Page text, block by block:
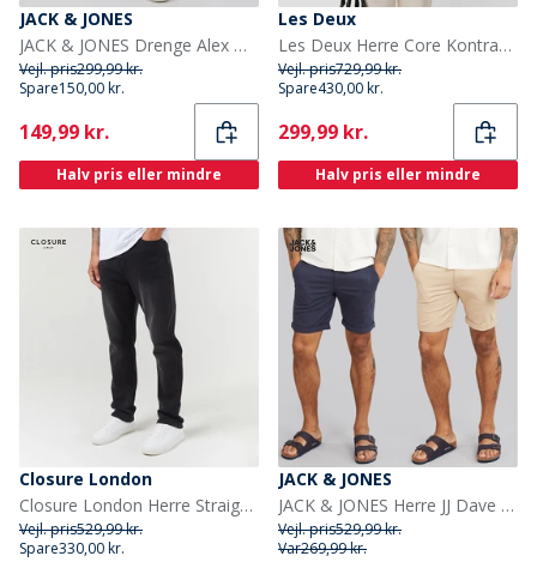
JACK & JONES
JACK & JONES Drenge Alex Orginal AKM 308 Baggy Fit Jeans Blue Denim
Vejl. pris299,99 kr.
Spare150,00 kr.
Current
149,99 kr.
Halv pris eller mindre
Les Deux
Les Deux Herre Core Kontrast Sweatshirt Sort
Vejl. pris729,99 kr.
Spare430,00 kr.
Current
299,99 kr.
Halv pris eller mindre
Closure London
Closure London Herre Straight Fit Jeans Sort
Vejl. pris529,99 kr.
Spare330,00 kr.
JACK & JONES
JACK & JONES Herre JJ Dave To Pak Chino Shorts Navy / White Peppper
Vejl. pris529,99 kr.
Var269,99 kr.